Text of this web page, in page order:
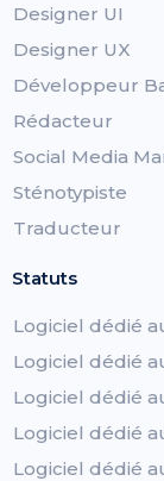
Designer UI
Designer UX
Développeur
Rédacteur
Social Media
Sténotypiste
Traducteur
Statuts
Logiciel dédié
Logiciel dédié
Logiciel dédié
Logiciel dédié
Logiciel dédié